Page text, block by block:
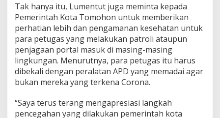
o
n
a
Tak hanya itu, Lumentut juga meminta kepada
Pemerintah Kota Tomohon untuk memberikan
perhatian lebih dan pengamanan kesehatan untuk
para petugas yang melakukan patroli ataupun
penjagaan portal masuk di masing-masing
lingkungan. Menurutnya, para petugas itu harus
dibekali dengan peralatan APD yang memadai agar
bukan mereka yang terkena Corona.
“Saya terus terang mengapresiasi langkah
pencegahan yang dilakukan pemerintah kota